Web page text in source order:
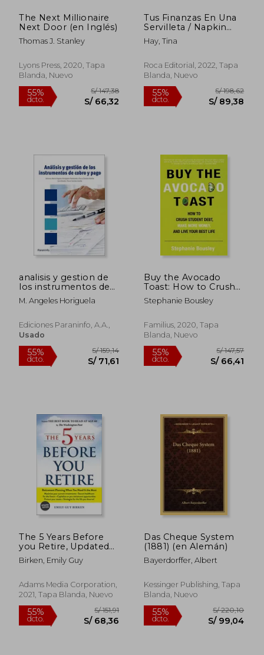
S/ 76,28
Rápido
The Next Millionaire
Next Door (en Inglés)
Thomas J. Stanley
Lyons Press, 2020, Tapa
Blanda, Nuevo
Tus Finanzas En Una
Servilleta / Napkin
Finance: Build Your
Wealth in 30 Seconds
Hay, Tina
Roca Editorial, 2022, Tapa
Blanda, Nuevo
analisis y gestion de
los instrumentos de
cobro y pago
M. Angeles Horiguela
Ediciones Paraninfo, A.a.,
Usado
Buy the Avocado
Toast: How to Crush
Student Debt, Make
More Money, and Live
Inglés)
Stephanie Bousley
Familius, 2020, Tapa
Blanda, Nuevo
The 5 Years Before
you Retire, Updated
Edition: Retirement
Planning When you
Inglés)
Birken, Emily Guy
Adams Media Corporation,
2021, Tapa Blanda, Nuevo
Das Cheque System
(1881) (en Alemán)
Bayerdorffer, Albert
Kessinger Publishing, Tapa
Blanda, Nuevo